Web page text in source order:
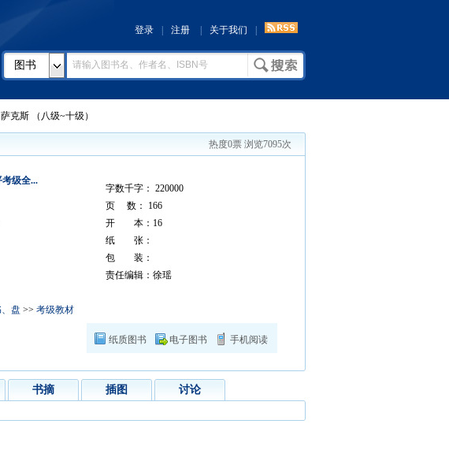
登录 注册 关于我们
图书
克斯 （八级~十级）
热度0票 浏览7095次
纸质图书 电子图书 手机阅读
级全...
盘 >> 考级教材
字数千字： 220000
页 数： 166
开 本：16
纸 张：
包 装：
责任编辑：徐瑶
书摘 插图 讨论